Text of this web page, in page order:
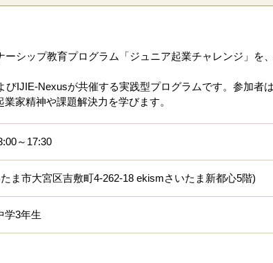
シップ教育プログラム「ジュニア起業チャレンジ」を
IJIE-Nexusが共催する実践型プログラムです。参加者
家精神や課題解決力を学びます。
～17:30
ま市大宮区吉敷町4-262-18 ekismさいたま新都心5階)
学3年生